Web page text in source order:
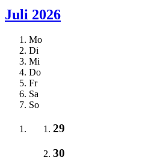
Juli 2026
Mo
Di
Mi
Do
Fr
Sa
So
29
30